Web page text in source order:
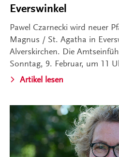
Everswinkel
Pawel Czarnecki wird neuer
Magnus / St. Agatha in
Alverskirchen. Die
Sonntag, 9. Februar, um 11
Artikel lesen